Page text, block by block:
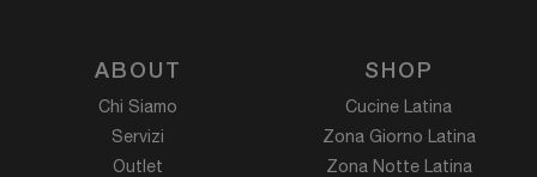
ABOUT
Chi Siamo
Servizi
Outlet
SHOP
Cucine Latina
Zona Giorno Latina
Zona Notte Latina